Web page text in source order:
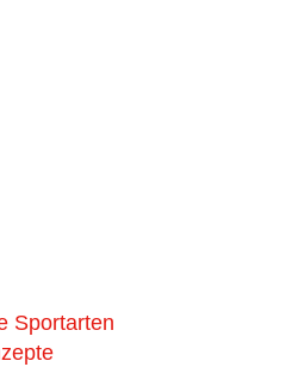
Sportarten